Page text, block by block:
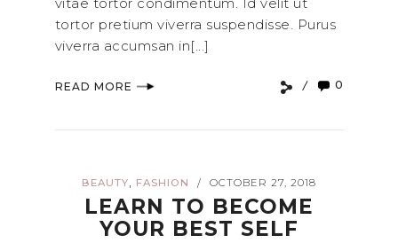
tortor pretium viverra suspendisse. Purus
viverra accumsan in[...]
READ MORE 0
BEAUTY, FASHION / OCTOBER 27, 2018
LEARN TO BECOME
YOUR BEST SELF